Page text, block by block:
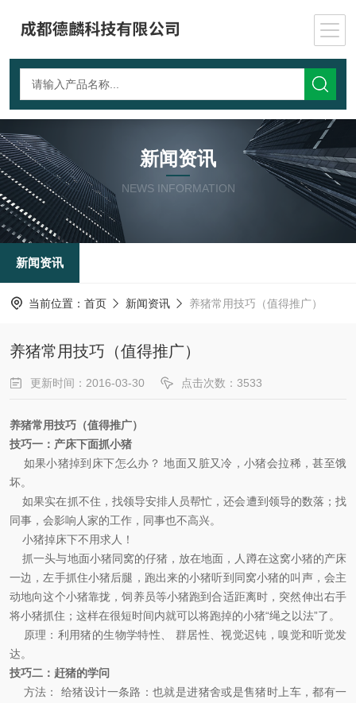
新闻资讯
NEWS INFORMATION
新闻资讯
当前位置： 首页 新闻资讯 养猪常用技巧（值得推广）
养猪常用技巧（值得推广）
更新时间：2016-03-30 点击次数：3533
养猪常用技巧（值得推广）
技巧一 ： 产床下面抓小猪
如果小猪掉到床下怎么办？ 地面又脏又冷，小猪会拉稀，甚至饿
坏。
如果实在抓不住，找领导安排人员帮忙，还会遭到领导的数落；找
同事，会影响人家的工作，同事也不高兴。
小猪掉床下不用求人！
抓一头与地面小猪同窝的仔猪，放在地面，人蹲在这窝小猪的产床
一边，左手抓住小猪后腿，跑出来的小猪听到同窝小猪的叫声，会主
动地向这个小猪靠拢，饲养员等小猪跑到合适距离时，突然伸出右手
将小猪抓住；这样在很短时间内就可以将跑掉的小猪“绳之以法”了。
原理：利用猪的生物学特性、 群居性、视觉迟钝，嗅觉和听觉发
达。
技巧二 ： 赶猪的学问
方法： 给猪设计一条路：也就是进猪舍或是售猪时上车，都有一